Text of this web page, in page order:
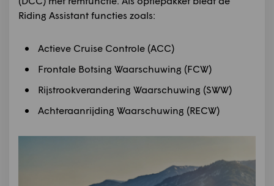
Riding Assistant functies zoals:
Actieve Cruise Controle (ACC)
Frontale Botsing Waarschuwing (FCW)
Rijstrookverandering Waarschuwing (SWW)
Achteraanrijding Waarschuwing (RECW)